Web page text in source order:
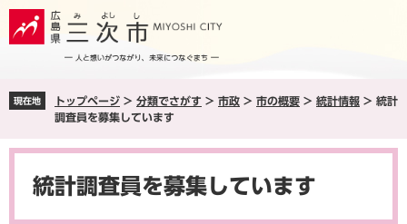
ペ
ジ
メ
ュ
現在地 トップページ > 分類でさがす > 市政 > 市の概要 > 統計情報 > 統計
調査員を募集しています
本
統計調査員を募集しています